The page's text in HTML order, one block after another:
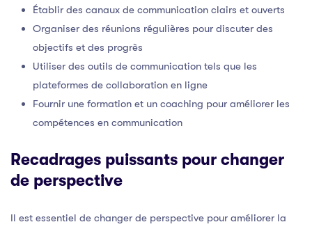
Établir des canaux de communication clairs et ouverts
Organiser des réunions régulières pour discuter des
objectifs et des progrès
Utiliser des outils de communication tels que les
plateformes de collaboration en ligne
Fournir une formation et un coaching pour améliorer les
compétences en communication
Recadrages puissants pour changer
de perspective
Il est essentiel de changer de perspective pour améliorer la